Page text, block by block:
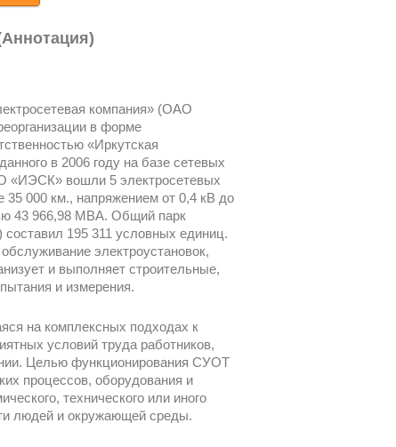
компания» (ОАО
в форме
«Иркутская
в 2006 году на базе сетевых
«ИЭСК» вошли 5 электросетевых
000 км., напряжением от 0,4 кВ до
43 966,98 МВА. Общий парк
195 311 условных единиц.
электроустановок,
и выполняет строительные,
и измерения.
на комплексных подходах к
условий труда работников,
Целью функционирования СУОТ
процессов, оборудования и
технического или иного
людей и окружающей среды.